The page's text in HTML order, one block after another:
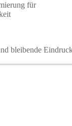
für
bleibende